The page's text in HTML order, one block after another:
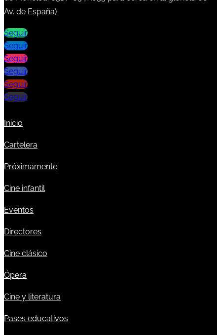
Av. de España)
Seguir
Seguir
Seguir
Seguir
Seguir
Seguir
Inicio
Cartelera
Próximamente
Cine infantil
Eventos
Directores
Cine clásico
Ópera
Cine y literatura
Pases educativos